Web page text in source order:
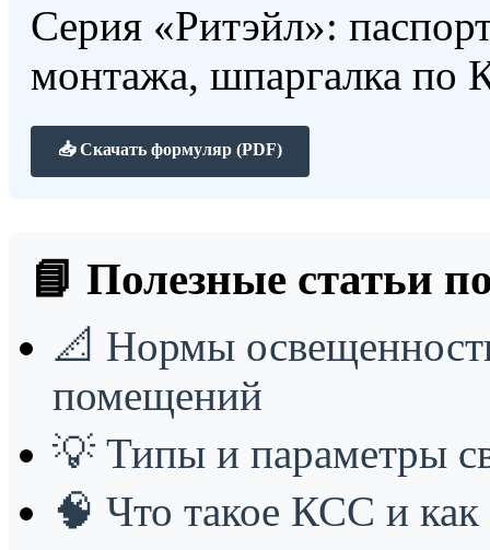
Серия «Ритэйл»:
монтажа, шпаргалка по
📥 Скачать формуляр (PDF)
📘 Полезные статьи
📐 Нормы
помещений
💡 Типы и параметры
🧠 Что такое КСС и как